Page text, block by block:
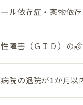
ル依存症・薬物依存
障害（ＧＩＤ）の診
院の退院が1か月以